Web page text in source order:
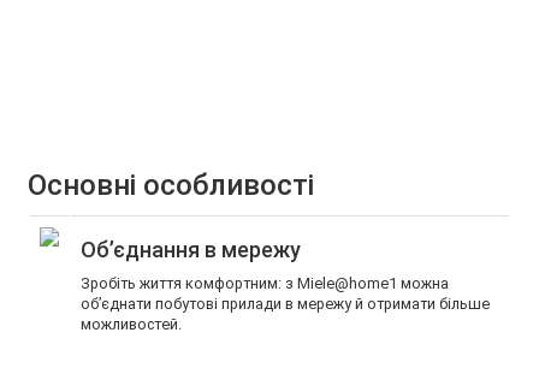
Основні особливості
Об’єднання в мережу
Зробіть життя комфортним: з Miele@home1 можна
об’єднати побутові прилади в мережу й отримати більше
можливостей.